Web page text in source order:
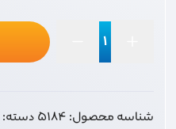
عدد
شناسه محصول:5184دسته: